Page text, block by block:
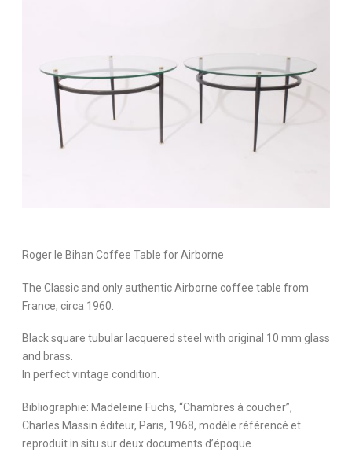
Roger le Bihan Coffee Table for Airborne
The Classic and only authentic Airborne coffee table from
France, circa 1960.
Black square tubular lacquered steel with original 10 mm glass
and brass.
In perfect vintage condition.
Bibliographie: Madeleine Fuchs, “Chambres à coucher”,
Charles Massin éditeur, Paris, 1968, modèle référencé et
reproduit in situ sur deux documents d’époque.